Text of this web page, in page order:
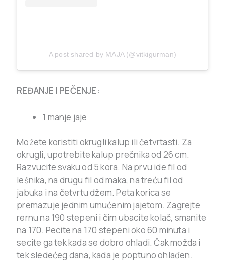
A post shared by MAJA (@vitkigurman)
REĐANJE I PEČENJE:
1 manje jaje
Možete koristiti okrugli kalup ili četvrtasti. Za
okrugli, upotrebite kalup prečnika od 26 cm.
Razvucite svaku od 5 kora. Na prvu ide fil od
lešnika, na drugu fil od maka, na treću fil od
jabuka i na četvrtu džem. Peta korica se
premazuje jednim umućenim jajetom. Zagrejte
rernu na 190 stepeni i čim ubacite kolač, smanite
na 170. Pecite na 170 stepeni oko 60 minuta i
secite ga tek kada se dobro ohladi. Čak možda i
tek sledećeg dana, kada je poptuno ohlađen.